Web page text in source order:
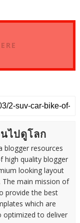
ไปดูโลก
blogger resources
high quality blogger
looking layout
The main mission of
provide the best
which are
optimized to deliver